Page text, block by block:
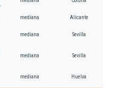
mediana Alicante
mediana Sevilla
mediana Sevilla
mediana Huelva